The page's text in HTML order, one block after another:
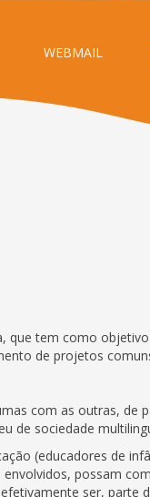
WEBMAIL
que tem como
de projetos
com as outras, de
de sociedade
(educadores de
possam
ser, parte